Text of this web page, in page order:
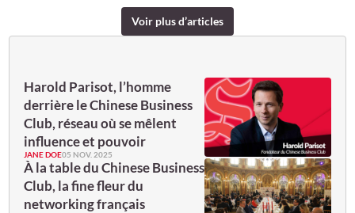
Voir plus d’articles
Harold Parisot, l’homme
derrière le Chinese Business
Club, réseau où se mêlent
influence et pouvoir
JANE DOE05 NOV. 2025
À la table du Chinese Business
Club, la fine fleur du
networking français